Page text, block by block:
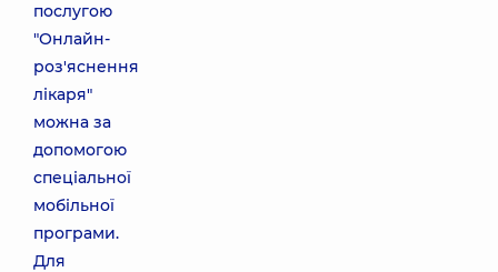
послугою
"Онлайн-
роз'яснення
лікаря"
можна за
допомогою
спеціальної
мобільної
програми.
Для